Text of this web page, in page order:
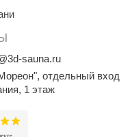
sauna.ru
отдельный вход
1 этаж